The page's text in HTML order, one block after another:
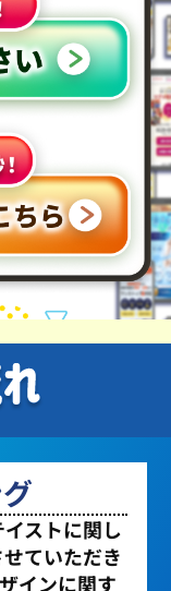
ストに関し
ていただき
インに関す